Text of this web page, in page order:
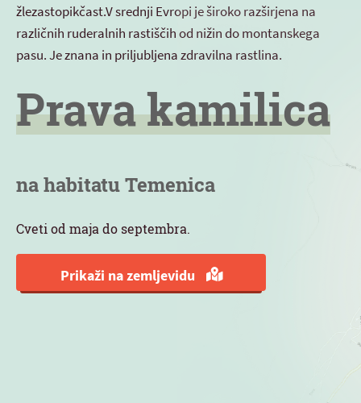
žlezastopikčast.V srednji Evropi je široko razširjena na
različnih ruderalnih rastiščih od nižin do montanskega
pasu. Je znana in priljubljena zdravilna rastlina.
Prava kamilica
na habitatu Temenica
Cveti od maja do septembra.
Prikaži na zemljevidu